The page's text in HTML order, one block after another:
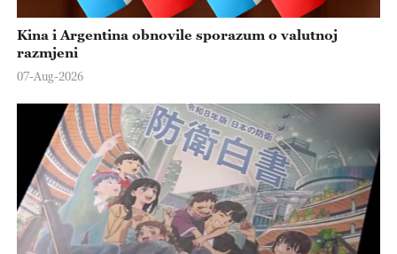
Kina i Argentina obnovile sporazum o valutnoj
razmjeni
07-Aug-2026